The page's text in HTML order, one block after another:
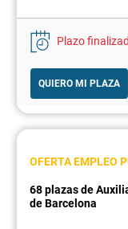
Plazo
QUIERO MI PLAZA
OFERTA EMPLEO
68 plazas de
de Barcelona